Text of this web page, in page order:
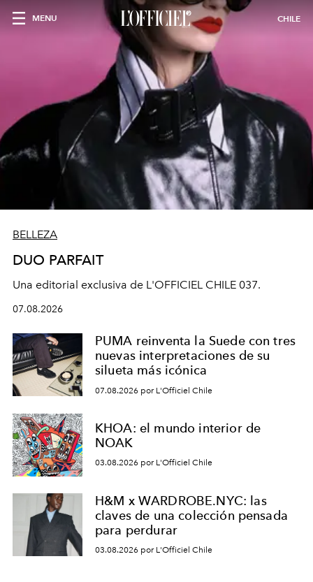
MENU CHILE
BELLEZA
DUO PARFAIT
Una editorial exclusiva de L'OFFICIEL CHILE 037.
07.08.2026
PUMA reinventa la Suede con tres
nuevas interpretaciones de su
silueta más icónica
07.08.2026 por L'Officiel Chile
KHOA: el mundo interior de
NOAK
03.08.2026 por L'Officiel Chile
H&M x WARDROBE.NYC: las
claves de una colección pensada
para perdurar
03.08.2026 por L'Officiel Chile